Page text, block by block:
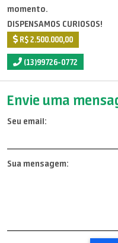
momento.
DISPENSAMOS CURIOSOS!
R$ 2.500.000,00
(13)99726-0772
Envie uma
Seu email:
Sua mensagem: